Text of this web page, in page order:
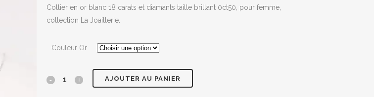
Collier en or blanc 18 carats et diamants taille brillant 0ct50, pour femme,
collection La Joaillerie.
Couleur Or
AJOUTER AU PANIER